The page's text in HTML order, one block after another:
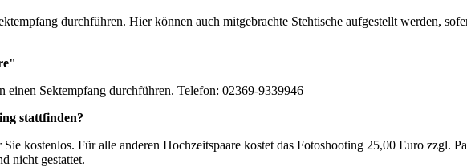
durchführen. Hier können auch mitgebrachte Stehtische aufgestellt werden,
Sektempfang durchführen. Telefon: 02369-9339946
stattfinden?
kostenlos. Für alle anderen Hochzeitspaare kostet das Fotoshooting 25,00 Euro zzgl.
nicht gestattet.